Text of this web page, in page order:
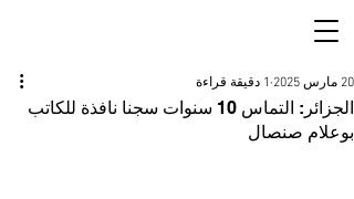
الجزائر: التماس 10 سنوات سجنا نافذة للكاتب
بوعلام صنصال
20 مارس 2025 1 دقيقة قراءة